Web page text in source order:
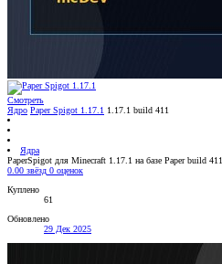
Смотреть
Ядро Paper Spigot 1.17.1 1.17.1 build 411
Ядра
PaperSpigot для Minecraft 1.17.1 на базе Paper build 411
0.00 звёзд 0 оценок
Куплено
61
Обновлено
29 Дек 2025